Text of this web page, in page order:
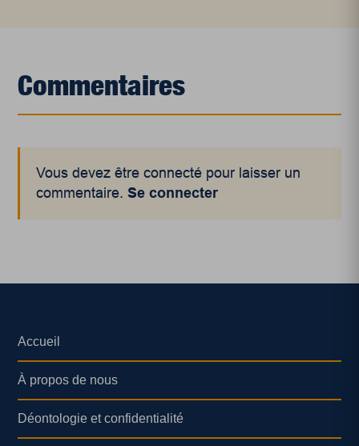
Commentaires
Vous devez être connecté pour laisser un
commentaire.Se connecter
Accueil
À propos de nous
Déontologie et confidentialité